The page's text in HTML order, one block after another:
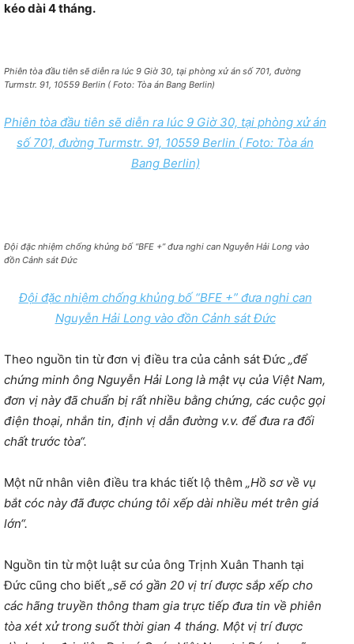
kéo dài 4 tháng.
Phiên tòa đầu tiên sẽ diễn ra lúc 9 Giờ 30, tại phòng xử án số 701, đường
Turmstr. 91, 10559 Berlin ( Foto: Tòa án Bang Berlin)
Phiên tòa đầu tiên sẽ diễn ra lúc 9 Giờ 30, tại phòng xử án
số 701, đường Turmstr. 91, 10559 Berlin ( Foto: Tòa án
Bang Berlin)
Đội đặc nhiệm chống khủng bố “BFE +” đưa nghi can Nguyễn Hải Long vào
đồn Cảnh sát Đức
Đội đặc nhiệm chống khủng bố “BFE +” đưa nghi can
Nguyễn Hải Long vào đồn Cảnh sát Đức
Theo nguồn tin từ đơn vị điều tra của cảnh sát Đức „để
chứng minh ông Nguyễn Hải Long là mật vụ của Việt Nam,
đơn vị này đã chuẩn bị rất nhiều bằng chứng, các cuộc gọi
điện thoại, nhắn tin, định vị dẫn đường v.v. để đưa ra đối
chất trước tòa“.
Một nữ nhân viên điều tra khác tiết lộ thêm „Hồ sơ về vụ
bắt cóc này đã được chúng tôi xếp dài nhiều mét trên giá
lớn“.
Nguồn tin từ một luật sư của ông Trịnh Xuân Thanh tại
Đức cũng cho biết „sẽ có gần 20 vị trí được sắp xếp cho
các hãng truyền thông tham gia trực tiếp đưa tin về phiên
tòa xét xử trong suốt thời gian 4 tháng. Một vị trí được